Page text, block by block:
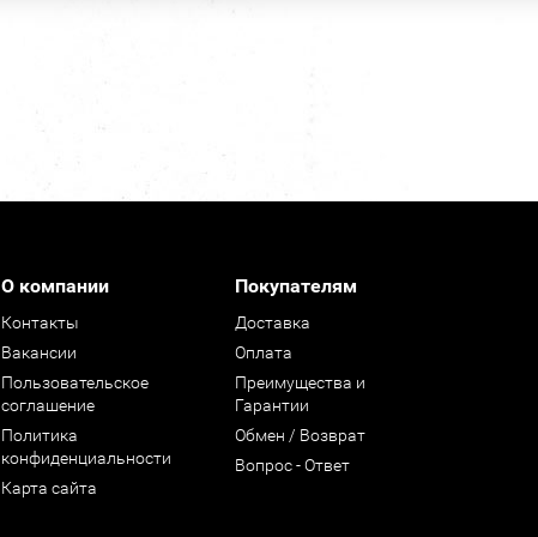
О компании
Контакты
Вакансии
Пользовательское
соглашение
Политика
конфиденциальности
Карта сайта
Покупателям
Доставка
Оплата
Преимущества и
Гарантии
Обмен / Возврат
Вопрос - Ответ